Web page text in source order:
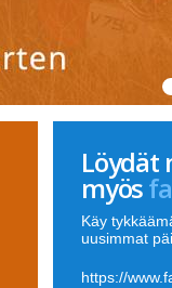
Löydät
myös
Käy
uusimmat
https://